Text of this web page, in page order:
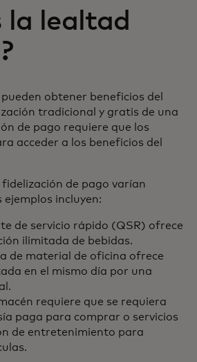
la lealtad
obtener beneficios del
tradicional y gratis de una
de pago requiere que los
acceder a los beneficios del
fidelización de pago varían
incluyen:
de servicio rápido (QSR) ofrece
ilimitada de bebidas.
de material de oficina ofrece
en el mismo día por una
requiere que se requiera
paga para comprar o servicios
de entretenimiento para